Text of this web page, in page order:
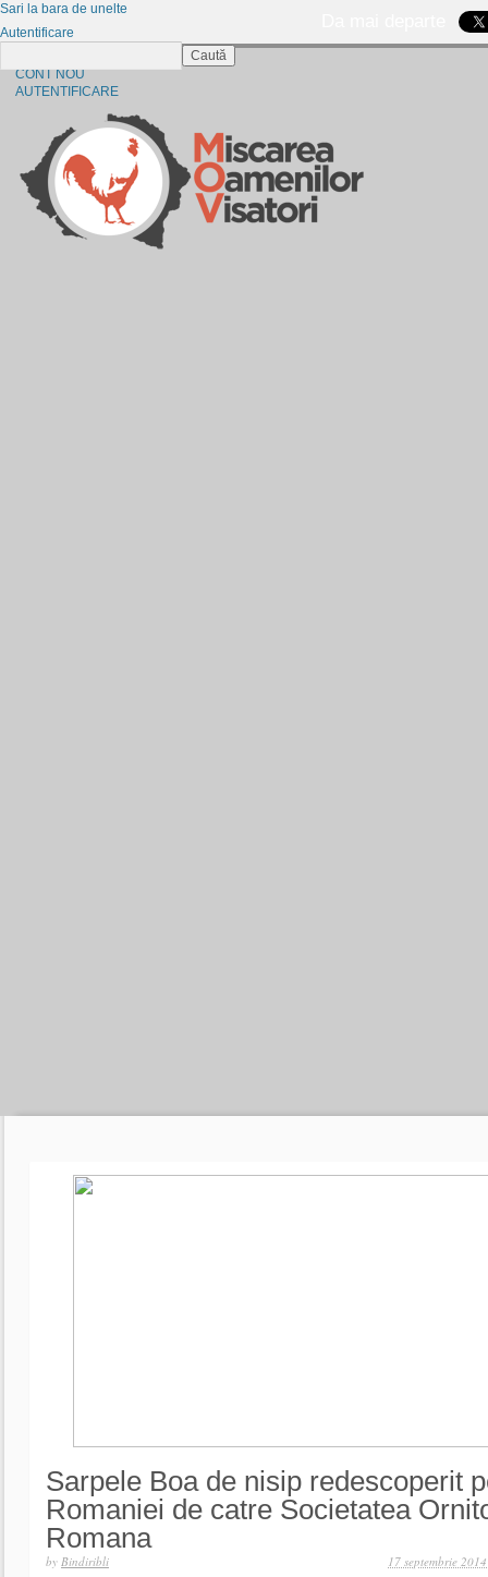
CONT NOU
AUTENTIFICARE
Sarpele Boa de nisip redescoperit
Romaniei de catre Societatea
Romana
by Bindiribli 17 septembrie 2014
Sari la bara de unelte
Autentificare
Caută